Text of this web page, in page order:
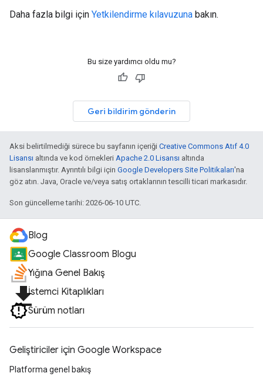
Daha fazla bilgi için Yetkilendirme kılavuzuna bakın.
Bu size yardımcı oldu mu?
Geri bildirim gönderin
Aksi belirtilmediği sürece bu sayfanın içeriği Creative Commons Atıf 4.0
Lisansı altında ve kod örnekleri Apache 2.0 Lisansı altında
lisanslanmıştır. Ayrıntılı bilgi için Google Developers Site Politikaları'na
göz atın. Java, Oracle ve/veya satış ortaklarının tescilli ticari markasıdır.
Son güncelleme tarihi: 2026-06-10 UTC.
Blog
Google Classroom Blogu
Yığına Genel Bakış
file_downloadİstemci Kitaplıkları
Sürüm notları
Geliştiriciler için Google Workspace
Platforma genel bakış